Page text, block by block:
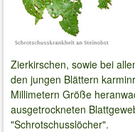
Zierkirschen, sowie bei
den jungen Blättern
Millimetern Größe
ausgetrockneten
"Schrotschusslöcher".